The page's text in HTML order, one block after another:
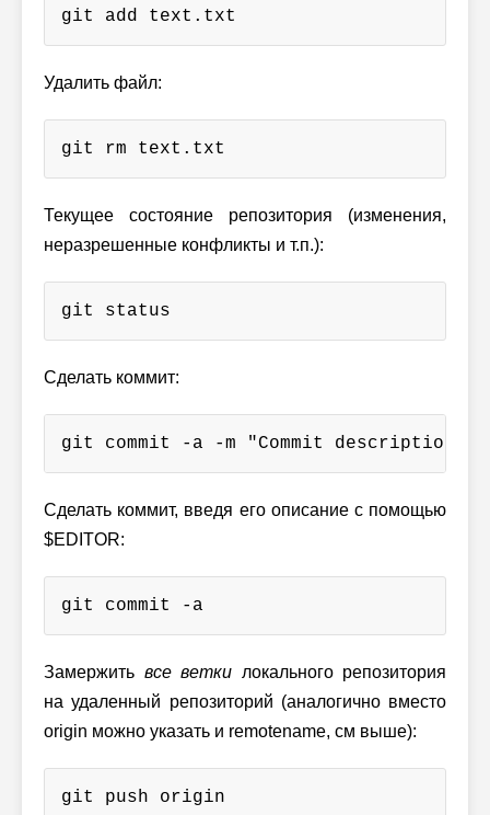
git add text.txt
Удалить файл:
git rm text.txt
Текущее состояние репозитория (изменения,
неразрешенные конфликты и т.п.):
git status
Сделать коммит:
git commit -a -m "Commit description"
Сделать коммит, введя его описание с помощью
$EDITOR:
git commit -a
Замержить все ветки локального репозитория
на удаленный репозиторий (аналогично вместо
origin можно указать и remotename, см выше):
git push origin